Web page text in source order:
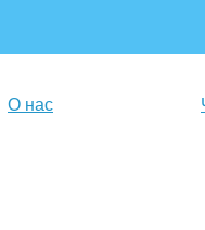
О нас